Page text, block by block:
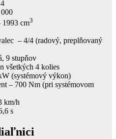
1993 cm3
– 4/4 (radový, preplňovaný
9 stupňov
všetkých 4 kolies
(systémový výkon)
– 700 Nm (pri systémovom
km/h
s